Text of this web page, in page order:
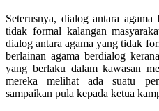
Seterusnya, dialog antara
tidak formal kalangan
dialog antara agama yang tidak
berlainan agama berdialog
yang berlaku dalam kawasan
mereka melihat ada suatu
sampaikan pula kepada ketua